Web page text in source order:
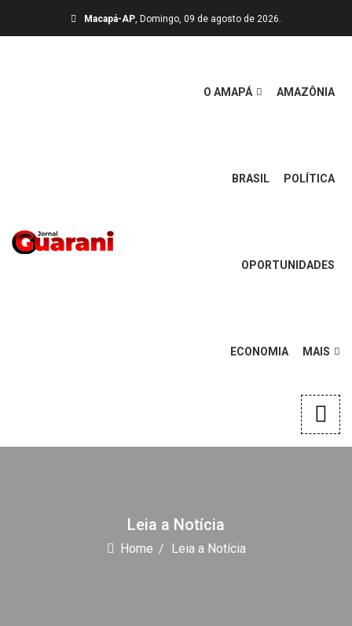
Macapá-AP, Domingo, 09 de agosto de 2026.
O AMAPÁ AMAZÔNIA
BRASIL POLÍTICA
OPORTUNIDADES
ECONOMIA MAIS
Leia a Notícia
Home Leia a Notícia